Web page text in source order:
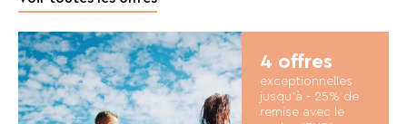
4 offres
exceptionnelles
jusqu'à - 25% de
remise avec le
needs
to
setup
the
site
with
Il
suffit
d’un
clic